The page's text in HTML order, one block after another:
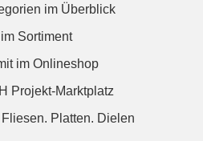
im Überblick
Sortiment
im Onlineshop
Projekt-Marktplatz
Platten. Dielen